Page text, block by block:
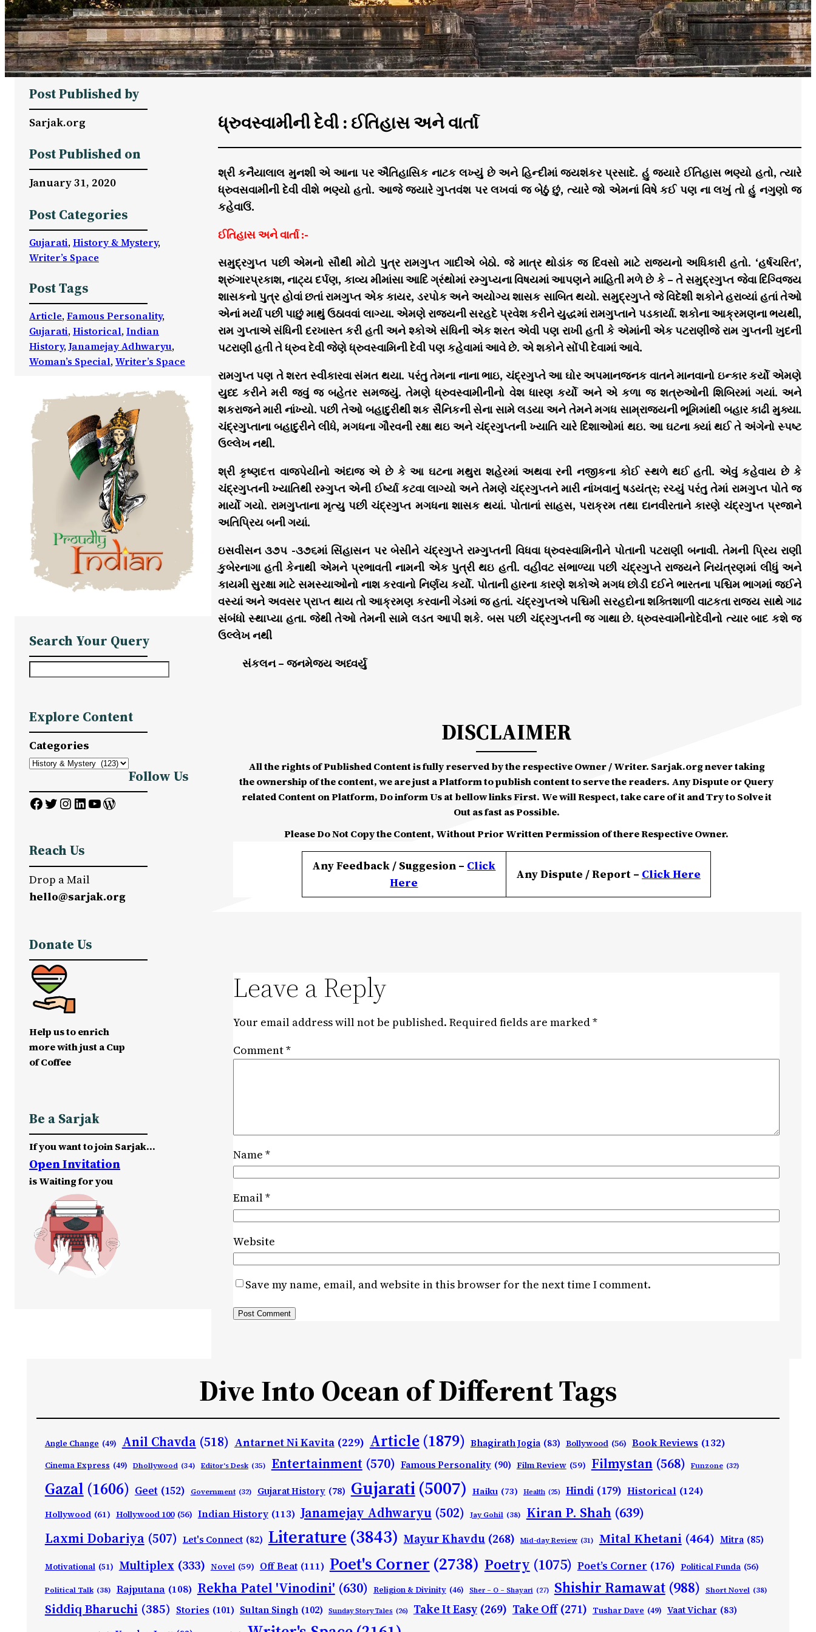
Post Published by
Sarjak.org
Post Published on
January 31, 2020
Post Categories
Gujarati, History & Mystery
Writer’s Space
Post Tags
Article, Famous Personality
Gujarati, Historical, Indian
History, Janamejay Adhwaryu
Woman’s Special, Writer’s Space
Search Your Query
r
c
h
Explore Content
Categories
Follow Us
Facebook Twitter InstagramLinkedIn YouTube WordPress
Reach Us
Drop a Mail
hello@sarjak.org
Donate Us
Help us to enrich
more with just a Cup
of Coffee
Be a Sarjak
If you want to join Sarjak…
Open Invitation
is Waiting for you
ધ્રુવસ્વામીની દેવી : ઈતિહાસ અને વાર્તા
શ્રી કનૈયાલાલ મુનશી એ આના પર ઐતિહાસિક નાટક લખ્યું છે અને હિન્દીમાં જયશંકર પ્રસાદે. હું જયારે ઈતિહાસ ભણ્યો હતો, ત્યારે
ધ્રુવસવામીની દેવી વીશે ભણ્યો હતો. આજે જયારે ગુપ્તવંશ પર લખવાં જ બેઠું છું, ત્યારે જો એમનાં વિષે કઈ પણ ના લખું તો હું નગુણો જ
કહેવાઉં.
ઈતિહાસ અને વાર્તા :-
સમુદ્રગુપ્ત પછી એમનો સૌથી મોટો પુત્ર રામગુપ્ત ગાદીએ બેઠો. જે માત્ર થોડાંક જ દિવસો માટે રાજ્યનો અધિકારી હતો. ‘હર્ષચરિત’,
શ્રુંગારપ્રકાશ, નાટ્ય દર્પણ, કાવ્ય મીમાંસા આદિ ગ્રંથોમાં રમ્ગુપ્યના વિષયમાં આપણને માહિતી મળે છે કે – તે સમુદ્રગુપ્ત જેવા દિગ્વિજય
શાસકનો પુત્ર હોવાં છતાં રામગુપ્ત એક કાયર, ડરપોક અને અયોગ્ય શાસક સાબિત થયો. સમુદ્રગુપ્તે જે વિદેશી શકોને હરાવ્યાં હતાં તેઓ
એનાં મર્યા પછી પાછું માથું ઉઠાવવાં લાગ્યા. એમણે રાજ્યની સરહદે પ્રવેશ કરીને યુદ્ધમાં રામગુપ્તાને પડકાર્યા. શકોના આક્રમણના ભયથી,
રામ ગુપ્તાએ સંધિની દરખાસ્ત કરી હતી અને શ્કોએ સંધિની એક શરત એવી પણ રાખી હતી કે એમાંની એક પટરાણીજે રામ ગુપ્તની ખુદની
પટરાણી હતી તે ધ્રુવ દેવી જેણે ધ્રુવસ્વામિની દેવી પણ કહેવામાં આવે છે. એ શકોને સોંપી દેવામાં આવે.
રામગુપ્ત પણ તે શરત સ્વીકારવા સંમત થયા. પરંતુ તેમના નાના ભાઇ, ચંદ્રગુપ્તે આ ઘોર અપમાનજનક વાતને માનવાનો ઇન્કાર કર્યો એમણે
યુધ્દ કરીને મરી જવું જ બહેતર સમજ્યું. તેમણે ધ્રુવસ્વામીનીનો વેશ ધારણ કર્યો અને એ કળા જ શત્રુઓની શિબિરમાં ગયાં. અને
શકરાજને મારી નાંખ્યો. પછી તેઓ બહાદુરીથી શક સૈનિકની સેના સામે લડયા અને તેમને મગધ સામ્રાજ્યની ભૂમિમાંથી બહાર કાઢી મુક્યા.
ચંદ્રગુપ્તાના બહાદુરીને લીધે, મગધના ગૌરવની રક્ષા થઇ અને ચંદ્રગુપ્તની ખ્યાતિ ચારે દિશાઓમાં થઇ. આ ઘટના ક્યાં થઈ તે અંગેનો સ્પષ્ટ
ઉલ્લેખ નથી.
શ્રી કૃષ્ણદત્ત વાજપેયીનો અંદાજ એ છે કે આ ઘટના મથુરા શહેરમાં અથવા રની નજીકના કોઈ સ્થળે થઈ હતી. એવું કહેવાય છે કે
ચંદ્રગુપ્તની ખ્યાતિથી રમ્ગુપ્ત એની ઈર્ષ્યા કટવા લાગ્યો અને તેમણે ચંદ્રગુપ્તને મારી નાંખવાનું ષડયંત્ર; રચ્યું પરંતુ તેમાં રામગુપ્ત પોતે જ
માર્યો ગયો. રામગુપ્તાના મૃત્યુ પછી ચંદ્રગુપ્ત મગધના શાસક થયાં. પોતાનાં સાહસ, પરાક્રમ તથા દાનવીરતાને કારણે ચંદ્રગુપ્ત પ્રજાને
અતિપ્રિય બની ગયાં.
ઇસવીસન ૩૭૫ -૩૭૬માં સિંહાસન પર બેસીને ચંદ્રગુપ્તે રામ્ગુપ્તની વિધવા ધ્રુવસ્વામિનીને પોતાની પટરાણી બનાવી. તેમની પ્રિય રાણી
કુબેરનાગા હતી કેનાથી એમને પ્રભાવતી નામની એક પુત્રી થઇ હતી. વહીવટ સંભાળ્યા પછી ચંદ્રગુપ્તે રાજયને નિયંત્રણમાં લીધું અને
કાયમી સુરક્ષા માટે સમસ્યાઓનો નાશ કરવાનો નિર્ણય કર્યો. પોતાની હારના કારણે શકોએ મગધ છોડી દઈને ભારતના પશ્ચિમ ભાગમાં જઈને
વસ્યાં અને અવસર પ્રાપ્ત થાય તો આક્રમણ કરવાની ગેડમાં જ હતાં. ચંદ્રગુપ્તએ પશ્ચિમી સરહદોના શક્તિશાળી વાટકતા રાજ્ય સાથે ગાઢ
સંબંધો સ્થાપ્યા હતા. જેથી તેઓ તેમની સામે લડત આપી શકે. બસ પછી ચંદ્રગુપ્તની જ ગાથા છે. ધ્રુવસ્વામીનોદેવીનો ત્યાર બાદ કશે જ
ઉલ્લેખ નથી
સંકલન – જનમેજય અધ્વર્યુ
DISCLAIMER
All the rights of Published Content is fully reserved by the respective Owner / Writer. Sarjak.org never taking
the ownership of the content, we are just a Platform to publish content to serve the readers. Any Dispute or Query
related Content on Platform, Do inform Us at bellow links First. We will Respect, take care of it and Try to Solve it
Out as fast as Possible.
Please Do Not Copy the Content, Without Prior Written Permission of there Respective Owner.
Any Feedback / Suggesion – Click
Here
Any Dispute / Report – ClickHere
Leave a Reply
Your email address will not be published. Required fields are marked*
Comment*
Name *
Email*
Website
Save my name, email, and website in this browser for the next time I comment.
Dive Into Ocean of Different Tags
Angle Change (49) Anil Chavda (518) Antarnet Ni Kavita (229) Article (1879) Bhagirath Jogia (83) Bollywood (56) Book Reviews (132)
Cinema Express (49) Dhollywood (34) Editor's Desk (35) Entertainment (570) Famous Personality (90) Film Review (59) Filmystan (568) Funzone (32)
Gazal (1606) Geet (152) Government (32) Gujarat History (78) Gujarati(5007) Haiku (73) Health (25) Hindi (179) Historical (124)
Hollywood (61) Hollywood 100 (56) Indian History (113) Janamejay Adhwaryu (502) Jay Gohil (38) Kiran P. Shah (639)
Laxmi Dobariya (507) Let's Connect (82) Literature (3843) Mayur Khavdu (268) Mid-day Review (31) Mital Khetani (464) Mitra (85)
Motivational (51) Multiplex (333) Novel (59) Off Beat (111) Poet's Corner (2738) Poetry (1075) Poet’s Corner (176) Political Funda (56)
Political Talk (38) Rajputana (108) Rekha Patel 'Vinodini' (630) Religion & Divinity (46) Sher – O – Shayari (27) Shishir Ramawat (988) Short Novel (38)
Siddiq Bharuchi (385) Stories (101) Sultan Singh (102) Sunday Story Tales (26) Take It Easy (269) Take Off (271) Tushar Dave (49) Vaat Vichar (83)